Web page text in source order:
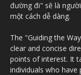
đường đi" sẽ là
một cách dễ dàng.
The "Guiding the
clear and concise
points of interest. It
individuals who have